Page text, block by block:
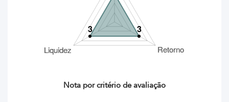
Nota por critério de avaliação